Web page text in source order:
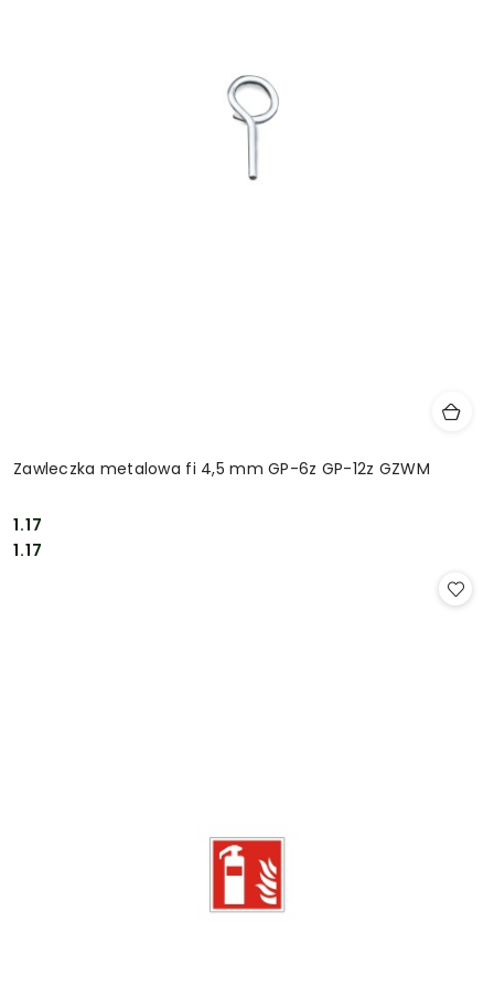
Zawleczka metalowa fi 4,5 mm GP-6z GP-12z GZWM
Cena:
1.17
Cena:
1.17